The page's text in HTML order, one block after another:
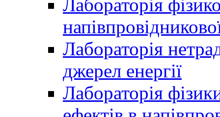
Лабораторія
Лабораторія
джерел енергії
Лабораторія